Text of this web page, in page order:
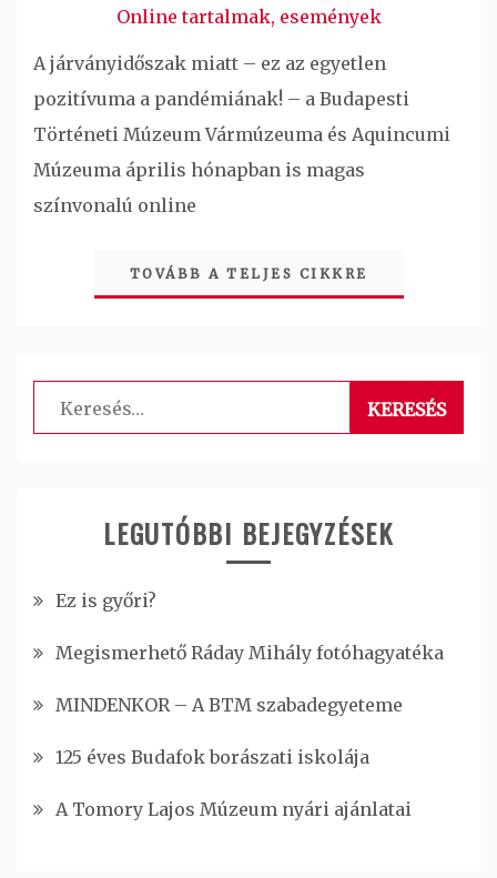
Online tartalmak, események
A járványidőszak miatt – ez az egyetlen
pozitívuma a pandémiának! – a Budapesti
Történeti Múzeum Vármúzeuma és Aquincumi
Múzeuma április hónapban is magas
színvonalú online
TOVÁBB A TELJES CIKKRE
Keresés:
LEGUTÓBBI BEJEGYZÉSEK
Ez is győri?
Megismerhető Ráday Mihály fotóhagyatéka
MINDENKOR – A BTM szabadegyeteme
125 éves Budafok borászati iskolája
A Tomory Lajos Múzeum nyári ajánlatai